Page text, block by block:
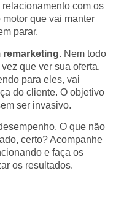
com os
motor que vai manter
parar.
remarketing. Nem todo
que ver sua oferta.
para eles, vai
do cliente. O objetivo
ser invasivo.
O que não
certo? Acompanhe
e faça os
os resultados.